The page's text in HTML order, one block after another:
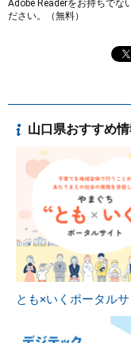
Adobe Readerをお持ちでな
ださい。（無料）
山口県おすすめ
とも×いくポータルサ